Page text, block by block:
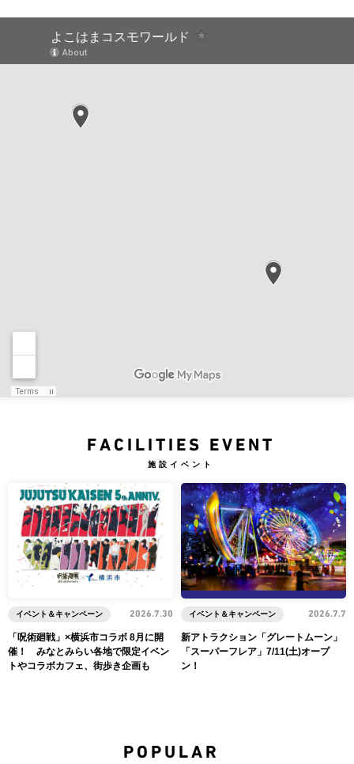
FACILITIES EVENT
施設イベント
「呪術廻戦」×横浜市コラボ 8月に開
催！ みなとみらい各地で限定イベン
トやコラボカフェ、街歩き企画も
イベント＆キャンペーン 2026.7.30
新アトラクション「グレートムーン」
「スーパーフレア」7/11(土)オープ
ン！
イベント＆キャンペーン 2026.7.7
POPULAR